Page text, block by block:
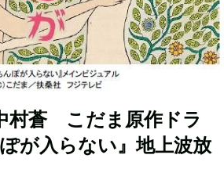
村蒼 こだま原作ドラ
が入らない』地上波放